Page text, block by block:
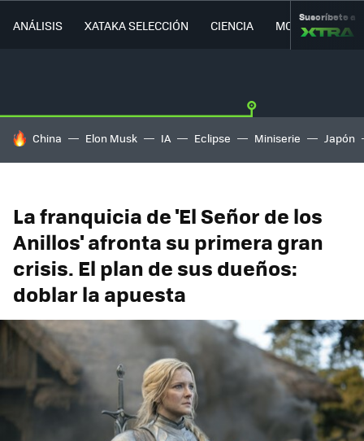
ANÁLISIS XATAKA SELECCIÓN CIENCIA MOVILIDAD
Suscríbete a
HOY SE HABLA DE
China Elon Musk IA Eclipse Miniserie Japón
La franquicia de 'El Señor de los
Anillos' afronta su primera gran
crisis. El plan de sus dueños:
doblar la apuesta